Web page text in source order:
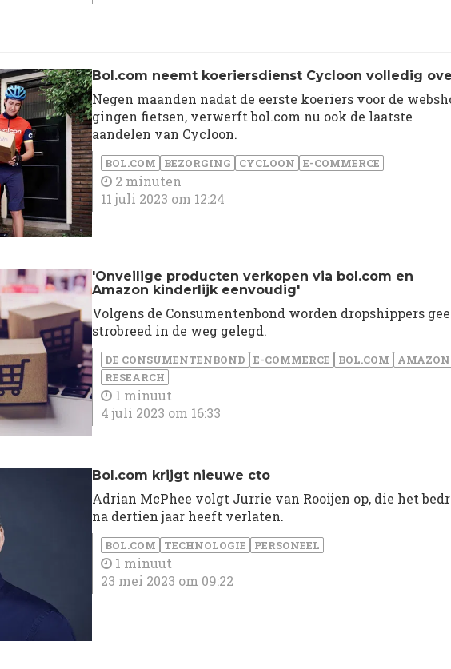
Bol.com neemt koeriersdienst Cycloon volledig
Negen maanden nadat de eerste koeriers voor de
gingen fietsen, verwerft bol.com nu ook de laatste
aandelen van Cycloon.
BOL.COM BEZORGING CYCLOON E-COMMERCE
2 minuten
11 juli 2023 om 12:24
'Onveilige producten verkopen via bol.com en
Amazon kinderlijk eenvoudig'
Volgens de Consumentenbond worden dropshippers
strobreed in de weg gelegd.
DE CONSUMENTENBOND E-COMMERCE BOL.COM
AMAZON
RESEARCH
1 minuut
4 juli 2023 om 16:33
Bol.com krijgt nieuwe cto
Adrian McPhee volgt Jurrie van Rooijen op, die het
na dertien jaar heeft verlaten.
BOL.COM TECHNOLOGIE PERSONEEL
1 minuut
23 mei 2023 om 09:22